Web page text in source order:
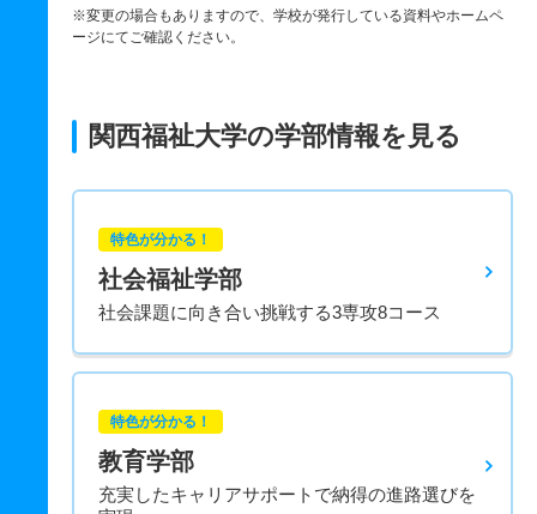
※変更の場合もありますので、学校が発行している資料やホームペ
ージにてご確認ください。
関西福祉大学の学部情報を見る
特色が分かる！
社会福祉学部
社会課題に向き合い挑戦する3専攻8コース
特色が分かる！
教育学部
充実したキャリアサポートで納得の進路選びを